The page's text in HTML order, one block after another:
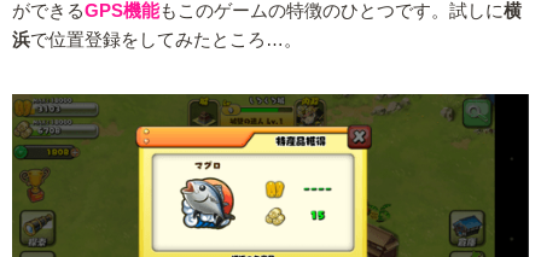
ができるGPS機能もこのゲームの特徴のひとつです。試しに横
浜で位置登録をしてみたところ…。